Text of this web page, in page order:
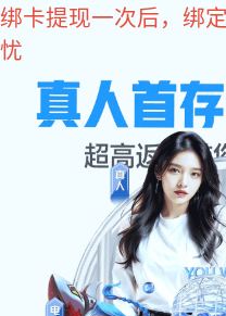
东升国际
东升国际:网站东升
关于东升国际
东升国际:售后服务 联系东升国际